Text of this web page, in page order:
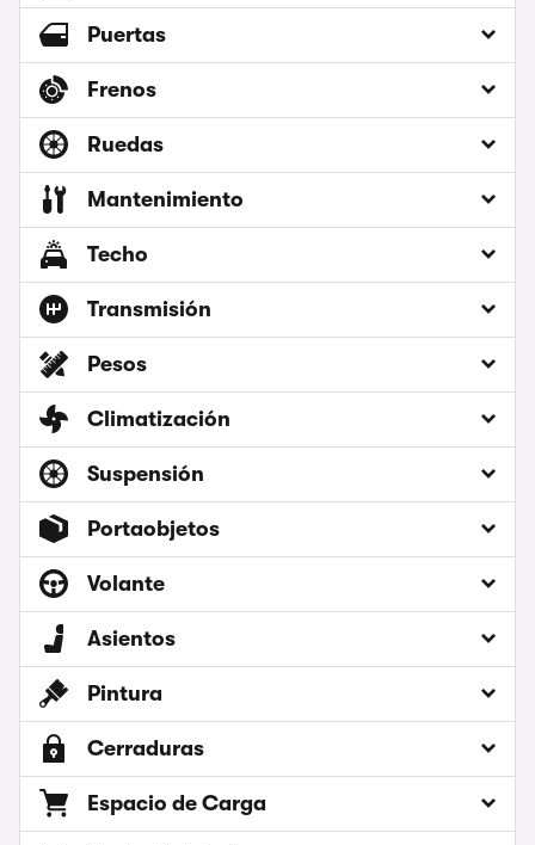
Puertas
Frenos
Ruedas
Mantenimiento
Techo
Transmisión
Pesos
Climatización
Suspensión
Portaobjetos
Volante
Asientos
Pintura
Cerraduras
Espacio de Carga